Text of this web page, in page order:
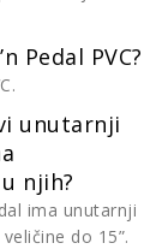
Pedal PVC?
unutarnji
njih?
ima unutarnji
do 15”.